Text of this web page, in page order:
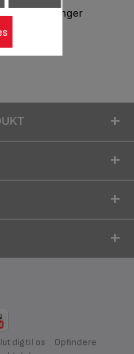
dig til os
Opfindere